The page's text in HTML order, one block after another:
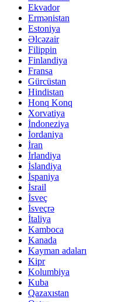
Ekvador
Ermənistan
Estoniya
Əlcəzair
Filippin
Finlandiya
Fransa
Gürcüstan
Hindistan
Honq Konq
Xorvatiya
İndoneziya
İordaniya
İran
İrlandiya
İslandiya
İspaniya
İsrail
İsveç
İsveçrə
İtaliya
Kamboca
Kanada
Kayman adaları
Kipr
Kolumbiya
Kuba
Qazaxıstan